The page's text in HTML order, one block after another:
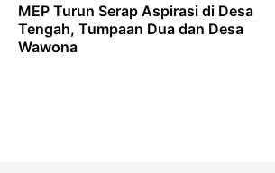
MEP Turun Serap Aspirasi di Desa
Tengah, Tumpaan Dua dan Desa
Wawona